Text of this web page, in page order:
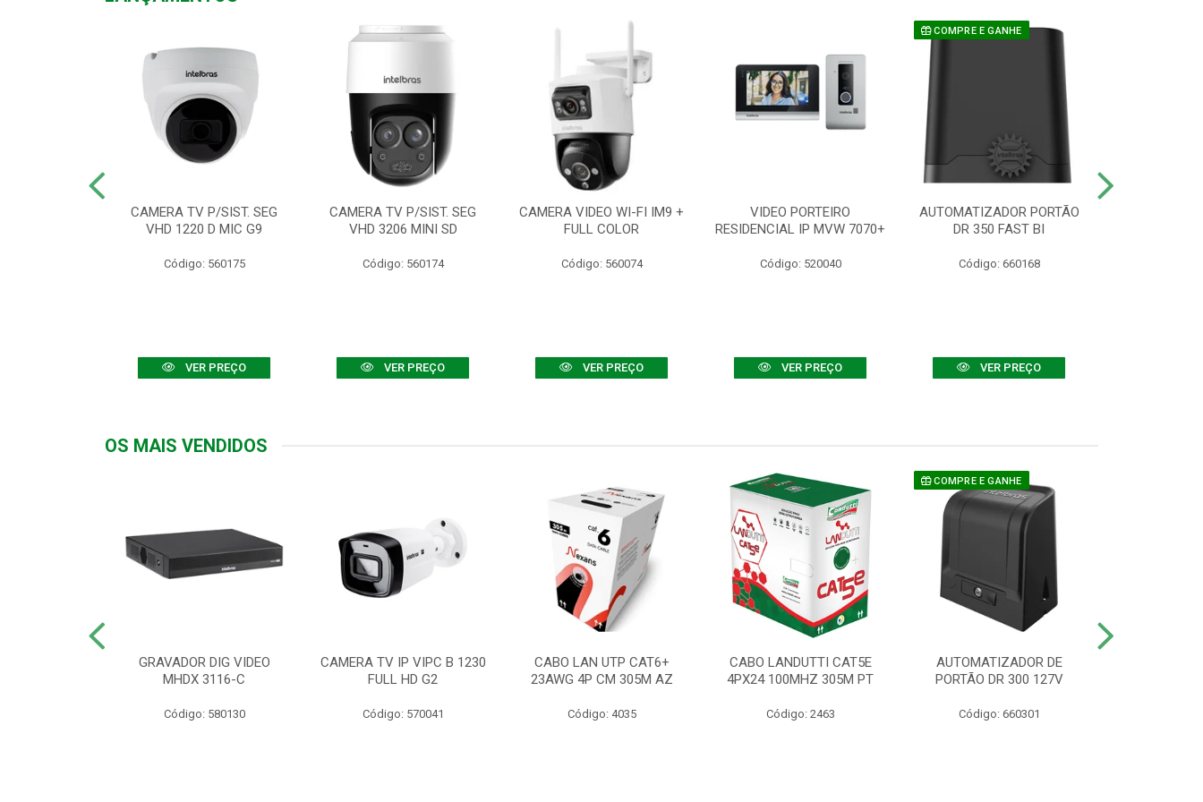
CAMERA TV P/SIST. SEG
VHD 1220 D MIC G9
Código: 560175
VER PREÇO
CAMERA TV P/SIST. SEG
VHD 3206 MINI SD
Código: 560174
VER PREÇO
CAMERA VIDEO WI-FI IM9 +
FULL COLOR
Código: 560074
VER PREÇO
VIDEO PORTEIRO
RESIDENCIAL IP MVW 7070+
Código: 520040
VER PREÇO
COMPRE E GANHE
AUTOMATIZADOR PORTÃO
DR 350 FAST BI
Código: 660168
VER PREÇO
OS MAIS VENDIDOS
GRAVADOR DIG VIDEO
MHDX 3116-C
Código: 580130
CAMERA TV IP VIPC B 1230
FULL HD G2
Código: 570041
CABO LAN UTP CAT6+
23AWG 4P CM 305M AZ
Código: 4035
CABO LANDUTTI CAT5E
4PX24 100MHZ 305M PT
Código: 2463
COMPRE E GANHE
AUTOMATIZADOR DE
PORTÃO DR 300 127V
Código: 660301